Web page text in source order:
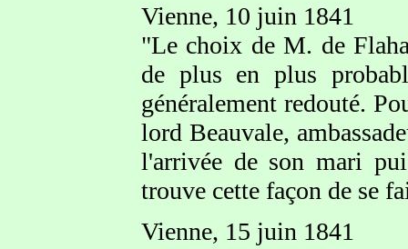
Vienne, 10 juin 1841
"Le choix de M. de
de plus en plus
généralement redouté.
lord Beauvale,
l'arrivée de son mari
trouve cette façon de se
Vienne, 15 juin 1841